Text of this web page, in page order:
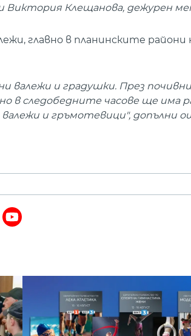
Виктория Клещанова, дежурен
главно в планинските
валежи и градушки. През
в следобедните часове ще има
и гръмотевици", допълни